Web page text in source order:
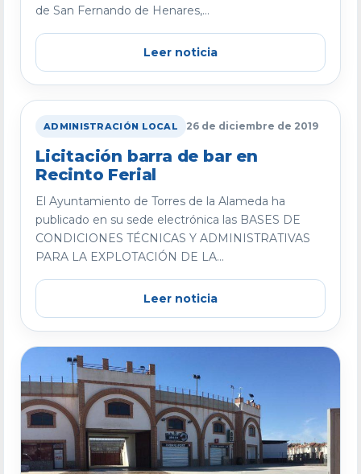
de San Fernando de Henares,...
Leer noticia
ADMINISTRACIÓN LOCAL 26 de diciembre de 2019
Licitación barra de bar en
Recinto Ferial
El Ayuntamiento de Torres de la Alameda ha
publicado en su sede electrónica las BASES DE
CONDICIONES TÉCNICAS Y ADMINISTRATIVAS
PARA LA EXPLOTACIÓN DE LA...
Leer noticia